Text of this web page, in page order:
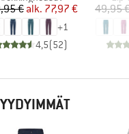
Hinta
€ Alennettu hinta
alk. 77,97 €
+1
4,5(52)
49,95